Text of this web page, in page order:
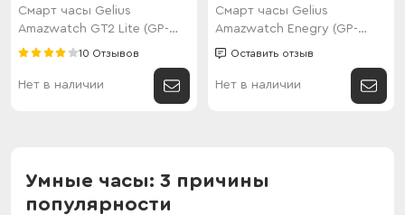
Смарт часы Gelius
Amazwatch GT2 Lite (GP-
SW003) Pink
10 Отзывов
Нет в наличии
Смарт часы Gelius
Amazwatch Enegry (GP-
SW018) Black
Оставить отзыв
Нет в наличии
Умные часы: 3 причины
популярности